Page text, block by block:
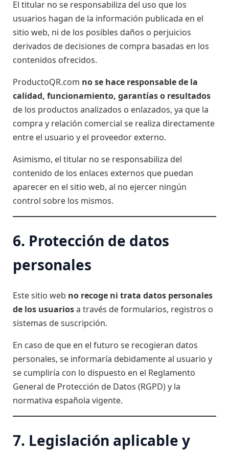
El titular no se responsabiliza del uso que los
usuarios hagan de la información publicada en el
sitio web, ni de los posibles daños o perjuicios
derivados de decisiones de compra basadas en los
contenidos ofrecidos.
ProductoQR.com no se hace responsable de la
calidad, funcionamiento, garantías o resultados
de los productos analizados o enlazados, ya que la
compra y relación comercial se realiza directamente
entre el usuario y el proveedor externo.
Asimismo, el titular no se responsabiliza del
contenido de los enlaces externos que puedan
aparecer en el sitio web, al no ejercer ningún
control sobre los mismos.
6. Protección de datos
personales
Este sitio web no recoge ni trata datos personales
de los usuariosa través de formularios, registros o
sistemas de suscripción.
En caso de que en el futuro se recogieran datos
personales, se informaría debidamente al usuario y
se cumpliría con lo dispuesto en el Reglamento
General de Protección de Datos (RGPD) y la
normativa española vigente.
7. Legislación aplicable y